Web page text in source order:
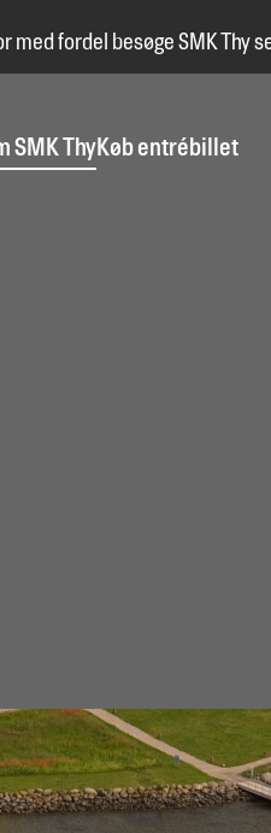
med fordel besøge SMK Thy
SMK ThyKøb entrébillet